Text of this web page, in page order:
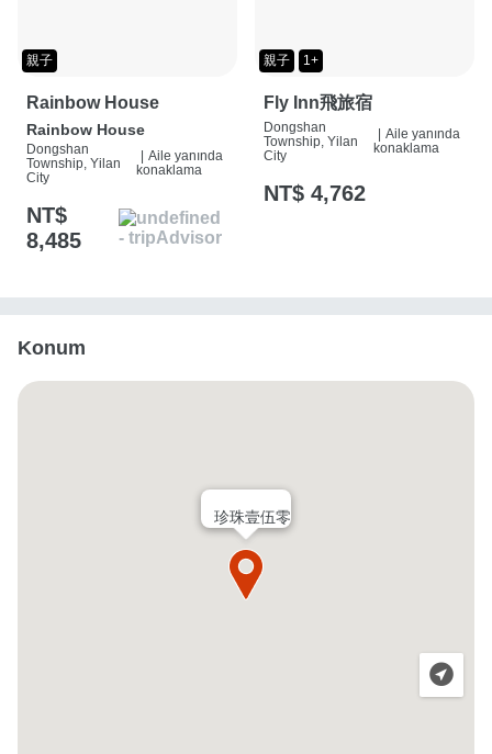
親子
Rainbow House
Rainbow House
Dongshan
Township, Yilan
City
Aile yanında
konaklama
NT$
8,485
親子 1+
Fly Inn飛旅宿
Dongshan
Township, Yilan
City
Aile yanında
konaklama
NT$ 4,762
Konum
珍珠壹伍零